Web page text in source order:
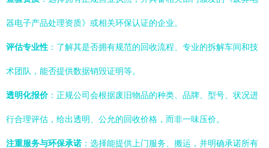
器电子产品处理资质》或相关环保认证的企业。
评估专业性 ：了解其是否拥有规范的回收流程、专业的拆解车间和技
术团队，能否提供数据销毁证明等。
透明化报价：正规公司会根据废旧物品的种类、品牌、型号、状况进
行合理评估，给出透明、公允的回收价格，而非一味压价。
注重服务与环保承诺 ：选择能提供上门服务、搬运，并明确承诺所有